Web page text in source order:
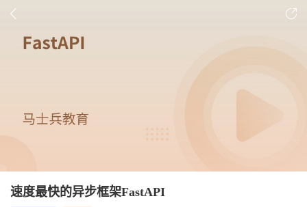
速度最快的异步框架FastAPI